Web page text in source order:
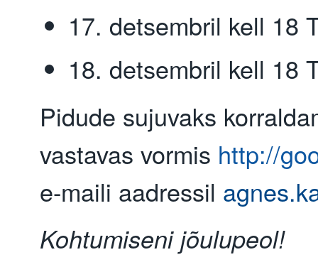
17. detsembril kell 18
18. detsembril kell 18
Pidude sujuvaks
vastavas vormis http://
e-maili aadressil
Kohtumiseni jõulupeol!